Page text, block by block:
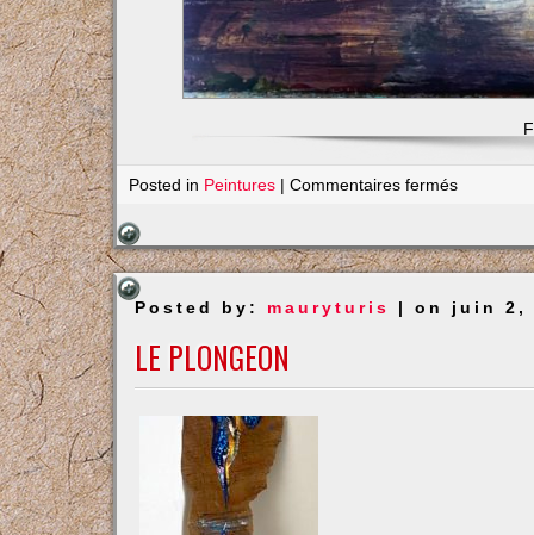
Posted in Peintures |Commentaires ferméssur
sous
pluie
Posted by: mauryturis | on juin 2,
LE PLONGEON